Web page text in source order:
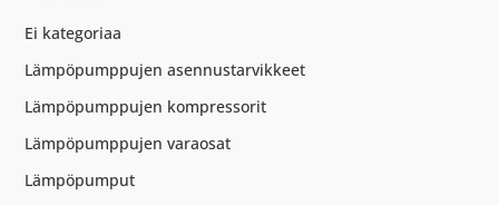
Ei kategoriaa
Lämpöpumppujen asennustarvikkeet
Lämpöpumppujen kompressorit
Lämpöpumppujen varaosat
Lämpöpumput